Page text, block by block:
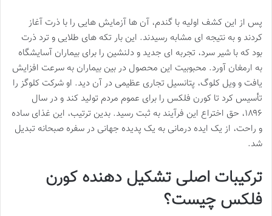
پس از این کشف اولیه با گندم، آن ها آزمایش هایی را با ذرت آغاز
کردند و به نتیجه ای مشابه رسیدند. این بار تکه های طلایی و ترد ذرت
بود که با شیر سرد، تجربه ای جدید و دلنشین را برای بیماران آسایشگاه
به ارمغان آورد. محبوبیت این محصول در بین بیماران به سرعت افزایش
یافت و ویل کلوگ، پتانسیل تجاری عظیمی در آن دید. او شرکت کلوگز را
تأسیس کرد تا کورن فلکس را برای عموم مردم تولید کند و در سال
۱۸۹۶، حق اختراع این فرآیند به ثبت رسید. بدین ترتیب، این غذای ساده
و راحت، از یک ایده درمانی به یک پدیده جهانی در سفره صبحانه تبدیل
شد.
ترکیبات اصلی تشکیل دهنده کورن
فلکس چیست؟